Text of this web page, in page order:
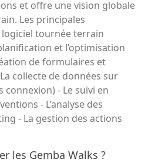
et offre une vision globale
Les principales
tournée terrain
et l’optimisation
de formulaires et
collecte de données sur
connexion) - Le suivi en
- L’analyse des
- La gestion des actions
les Gemba Walks ?